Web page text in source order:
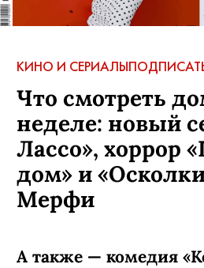
КИНО И СЕРИАЛЫ
Что смотреть
неделе: новый
Лассо», хоррор
дом» и
Мерфи
А также — комедия